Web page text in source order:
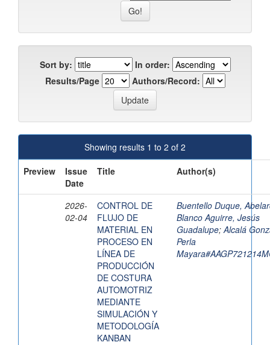
Sort by:
In order:
Results/Page
Authors/Record:
Showing results 1 to 2 of 2
Preview
Issue
Date
Title Author(s)
2026-
02-04
CONTROL DE
FLUJO DE
MATERIAL EN
PROCESO EN
LÍNEA DE
PRODUCCIÓN
DE COSTURA
AUTOMOTRIZ
MEDIANTE
SIMULACIÓN Y
METODOLOGÍA
KANBAN
Buentello Duque,
Blanco Aguirre, Jesús
Guadalupe;Alcalá
Perla